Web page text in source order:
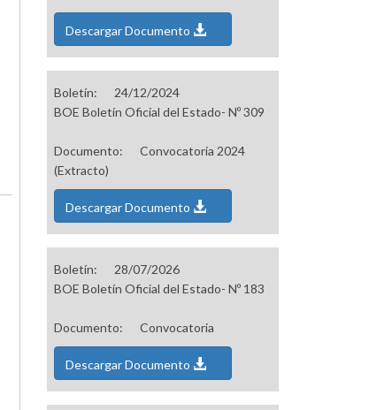
Descargar Documento
Boletín:
24/12/2024
BOE Boletín Oficial del Estado- Nº 309
Documento:
Convocatoria 2024
(Extracto)
Descargar Documento
Boletín:
28/07/2026
BOE Boletín Oficial del Estado- Nº 183
Documento: Convocatoria
Descargar Documento